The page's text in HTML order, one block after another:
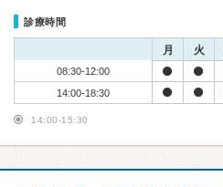
診療時間
月 火
08:30-12:00
14:00-18:30
14:00-15:30